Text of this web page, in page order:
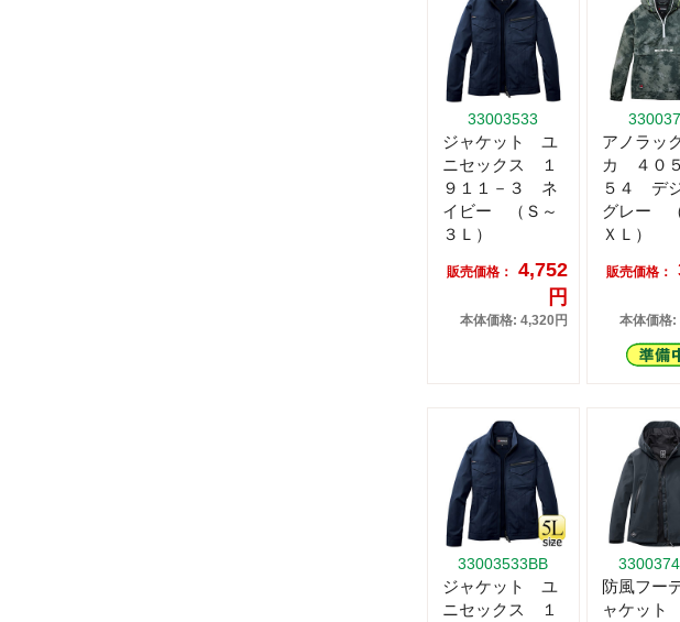
33003533
ジャケット ユ
ニセックス １
９１１－３ ネ
イビー （Ｓ～
３Ｌ）
販売価格：
4,752
円
本体価格: 4,320円
アノラッ
カ ４０
５４ デ
グレー
ＸＬ）
販売価格：
本体価格:
33003533BB
ジャケット ユ
ニセックス １
防風フー
ャケット